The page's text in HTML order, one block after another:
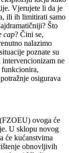
Vjerujete li da je
ili ih limitirati samo
Što
cap? Čini se,
nalazimo
poznate su
ne
funkcionira,
osigurava
ovoga će
U sklopu novog
će kućanstvima
obnovljivih